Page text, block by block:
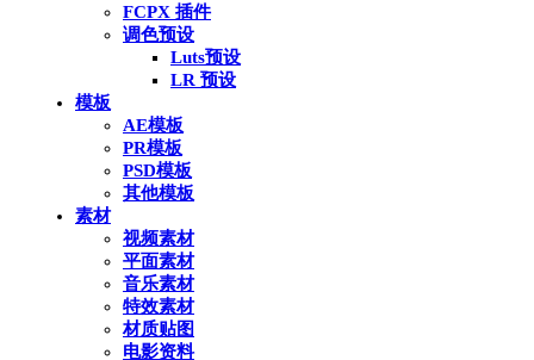
FCPX 插件
调色预设
Luts预设
LR 预设
模板
AE模板
PR模板
PSD模板
其他模板
素材
视频素材
平面素材
音乐素材
特效素材
材质贴图
电影资料